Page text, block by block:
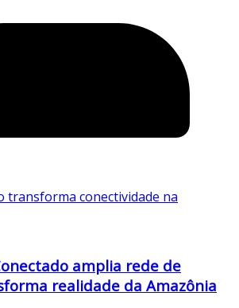
amplia rede de
realidade da Amazônia